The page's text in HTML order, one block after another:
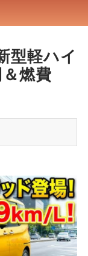
型軽ハイ
燃費